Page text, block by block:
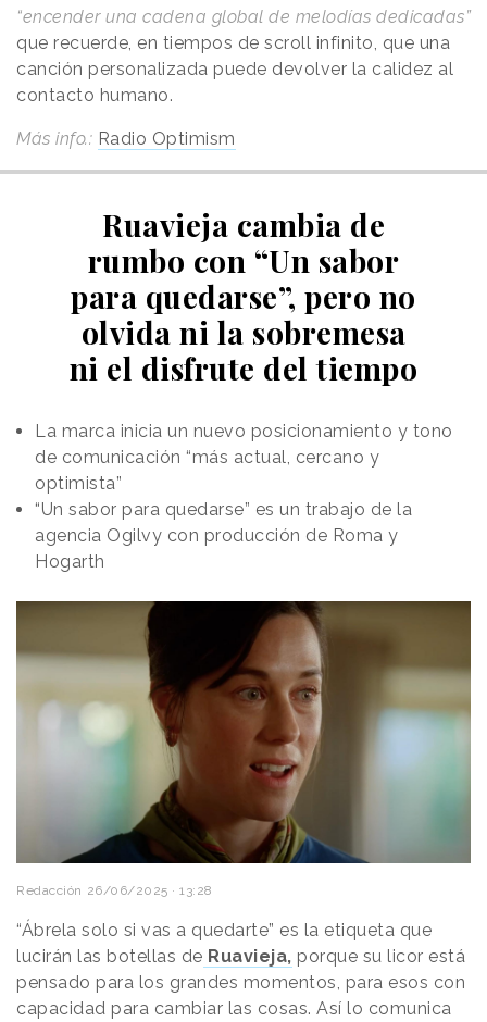
“encender una cadena global de melodías dedicadas”
que recuerde, en tiempos de scroll infinito, que una
canción personalizada puede devolver la calidez al
contacto humano.
Más info.: Radio Optimism
Ruavieja cambia de
rumbo con “Un sabor
para quedarse”, pero no
olvida ni la sobremesa
ni el disfrute del tiempo
La marca inicia un nuevo posicionamiento y tono
de comunicación “más actual, cercano y
optimista”
“Un sabor para quedarse” es un trabajo de la
agencia Ogilvy con producción de Roma y
Hogarth
Redacción 26/06/2025 · 13:28
“Ábrela solo si vas a quedarte” es la etiqueta que
lucirán las botellas de Ruavieja, porque su licor está
pensado para los grandes momentos, para esos con
capacidad para cambiar las cosas. Así lo comunica